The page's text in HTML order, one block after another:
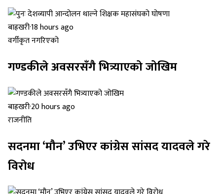
बाह्रखरी·18 hours ago
वर्गीकृत नगरिएको
गण्डकीले अवसरसँगै भित्र्याएको जोखिम
बाह्रखरी·20 hours ago
राजनीति
सदनमा ‘मौन’ उभिएर कांग्रेस सांसद यादवले गरे
विरोध